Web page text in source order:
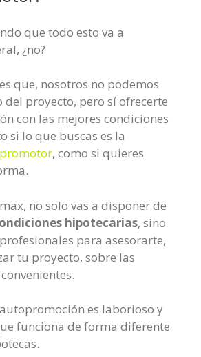
que todo esto va a
¿no?
que, nosotros no podemos
del proyecto, pero sí ofrecerte
con las mejores condiciones
si lo que buscas es la
, como si quieres
no solo vas a disponer de
hipotecarias, sino
para asesorarte,
tu proyecto, sobre las
es laborioso y
funciona de forma diferente